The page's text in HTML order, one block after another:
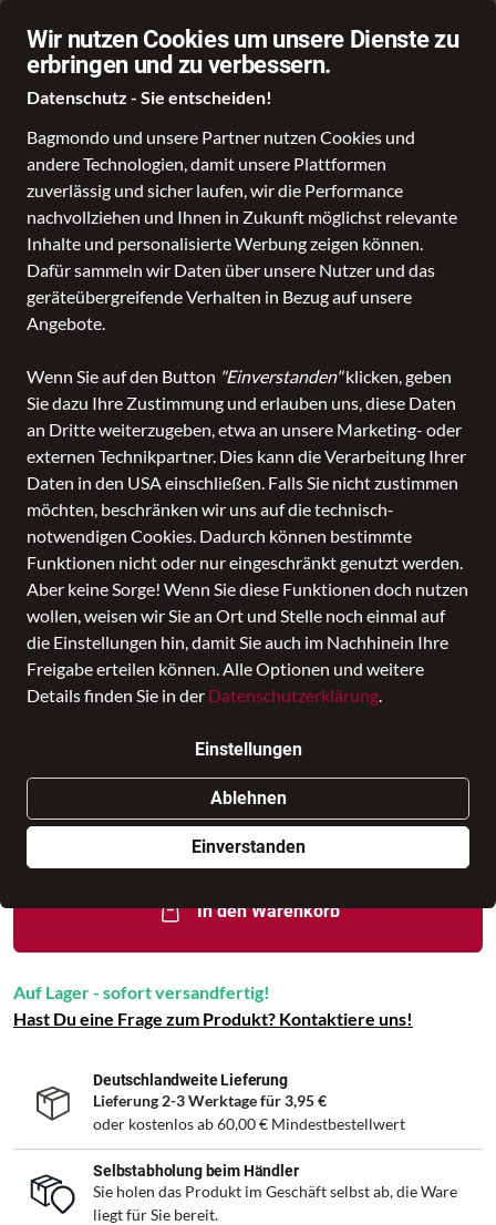
Wir nutzen Cookies um unsere Dienste zu
erbringen und zu verbessern.
Datenschutz - Sie entscheiden!
Bagmondo und unsere Partner nutzen Cookies und
andere Technologien, damit unsere Plattformen
zuverlässig und sicher laufen, wir die Performance
nachvollziehen und Ihnen in Zukunft möglichst relevante
Inhalte und personalisierte Werbung zeigen können.
Dafür sammeln wir Daten über unsere Nutzer und das
geräteübergreifende Verhalten in Bezug auf unsere
Angebote.
Wenn Sie auf den Button "Einverstanden"klicken, geben
Sie dazu Ihre Zustimmung und erlauben uns, diese Daten
an Dritte weiterzugeben, etwa an unsere Marketing- oder
externen Technikpartner. Dies kann die Verarbeitung Ihrer
Daten in den USA einschließen. Falls Sie nicht zustimmen
möchten, beschränken wir uns auf die technisch-
notwendigen Cookies. Dadurch können bestimmte
Funktionen nicht oder nur eingeschränkt genutzt werden.
Aber keine Sorge! Wenn Sie diese Funktionen doch nutzen
wollen, weisen wir Sie an Ort und Stelle noch einmal auf
die Einstellungen hin, damit Sie auch im Nachhinein Ihre
Freigabe erteilen können. Alle Optionen und weitere
Details finden Sie in der Datenschutzerklärung.
Einstellungen
Ablehnen
Einverstanden
Business
Sonstige Reisetaschen Undercover
Rfid Bra Pouch Black
Preis
18,00 € zzgl. Versandkosten
Nur noch weniger als 3 Artikel im Geschäft vorhanden.
In den Warenkorb
Auf Lager - sofort versandfertig!
Hast Du eine Frage zum Produkt? Kontaktiere uns!
Deutschlandweite Lieferung
Lieferung 2-3 Werktage für3,95 €
oder kostenlos ab60,00 € Mindestbestellwert
Selbstabholung beim Händler
Sie holen das Produkt im Geschäft selbst ab, die Ware
liegt für Sie bereit.